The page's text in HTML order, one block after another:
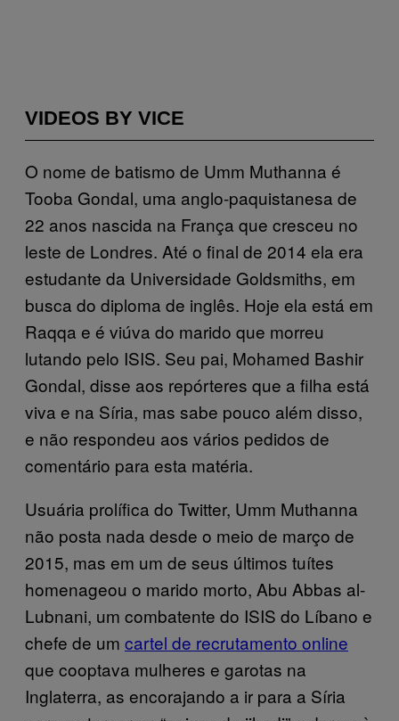
VIDEOS BY VICE
O nome de batismo de Umm Muthanna é
Tooba Gondal, uma anglo-paquistanesa de
22 anos nascida na França que cresceu no
leste de Londres. Até o final de 2014 ela era
estudante da Universidade Goldsmiths, em
busca do diploma de inglês. Hoje ela está em
Raqqa e é viúva do marido que morreu
lutando pelo ISIS. Seu pai, Mohamed Bashir
Gondal, disse aos repórteres que a filha está
viva e na Síria, mas sabe pouco além disso,
e não respondeu aos vários pedidos de
comentário para esta matéria.
Usuária prolífica do Twitter, Umm Muthanna
não posta nada desde o meio de março de
2015, mas em um de seus últimos tuítes
homenageou o marido morto, Abu Abbas al-
Lubnani, um combatente do ISIS do Líbano e
chefe de um cartel de recrutamento online
que cooptava mulheres e garotas na
Inglaterra, as encorajando a ir para a Síria